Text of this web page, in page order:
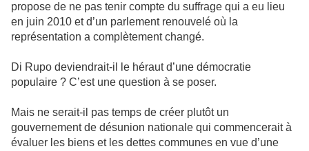
propose de ne pas tenir compte du suffrage qui a eu lieu
en juin 2010 et d’un parlement renouvelé où la
représentation a complètement changé.
Di Rupo deviendrait-il le héraut d’une démocratie
populaire ? C’est une question à se poser.
Mais ne serait-il pas temps de créer plutôt un
gouvernement de désunion nationale qui commencerait à
évaluer les biens et les dettes communes en vue d’une